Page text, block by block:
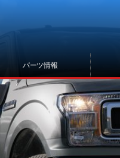
パーツ情報